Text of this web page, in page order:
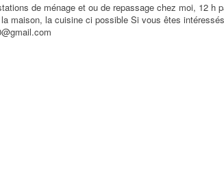
de ménage et ou de repassage chez moi, 12
maison, la cuisine ci possible Si vous êtes